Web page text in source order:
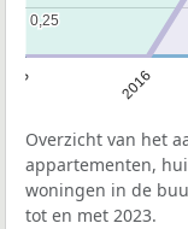
2016
0,25
0,25
Overzicht van het
appartementen,
woningen in de
tot en met 2023.